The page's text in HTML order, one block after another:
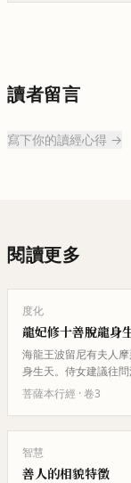
讀者留言
寫下你的讀經心得 →
閱讀更多
度化
龍妃修十善脫龍身
海龍王波留尼有夫人
身生天。侍女建議往
王與之博戲，贏得比豆
菩薩本行經 · 卷3
智慧
善人的相貌特徵